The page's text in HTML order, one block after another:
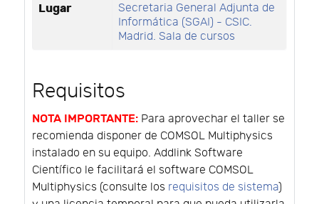
Lugar
Secretaria General Adjunta de
Informática (SGAI) - CSIC.
Madrid. Sala de cursos
Requisitos
NOTA IMPORTANTE: Para aprovechar el taller se
recomienda disponer de COMSOL Multiphysics
instalado en su equipo. Addlink Software
Científico le facilitará el software COMSOL
Multiphysics (consulte los requisitos de sistema)